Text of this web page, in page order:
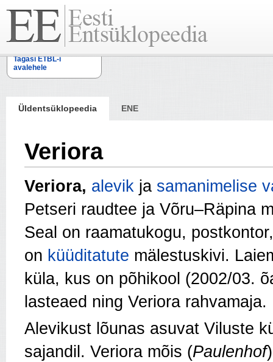
Tagasi ETBL-i
avalehele
Üldentsüklopeedia ENE
Veriora
Veriora, alevik ja samanimelise
Petseri raudtee ja Võru–Räpina
Seal on raamatukogu,
on küüditatute mälestuskivi.
küla, kus on põhikool (2002/03.
lasteaed ning Veriora rahvamaja.
Alevikust lõunas asuvat Viluste
sajandil. Veriora mõis (Paulenhof